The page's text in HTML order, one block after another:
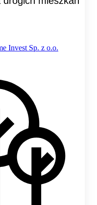
Invest Sp. z o.o.